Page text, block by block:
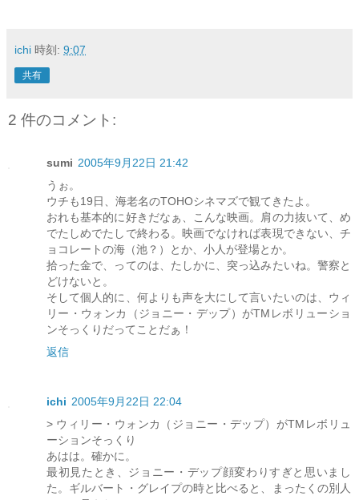
ichi 時刻: 9:07
共有
2 件のコメント:
sumi 2005年9月22日 21:42
うぉ。
ウチも19日、海老名のTOHOシネマズで観てきたよ。
おれも基本的に好きだなぁ、こんな映画。肩の力抜いて、め
でたしめでたしで終わる。映画でなければ表現できない、チ
ョコレートの海（池？）とか、小人が登場とか。
拾った金で、ってのは、たしかに、突っ込みたいね。警察と
どけないと。
そして個人的に、何よりも声を大にして言いたいのは、ウィ
リー・ウォンカ（ジョニー・デップ）がTMレボリューショ
ンそっくりだってことだぁ！
返信
ichi 2005年9月22日 22:04
> ウィリー・ウォンカ（ジョニー・デップ）がTMレボリュ
ーションそっくり
あはは。確かに。
最初見たとき、ジョニー・デップ顔変わりすぎと思いまし
た。ギルバート・グレイプの時と比べると、まったくの別人